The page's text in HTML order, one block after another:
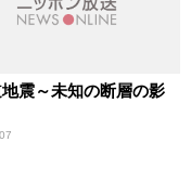
震～未知の断層の影